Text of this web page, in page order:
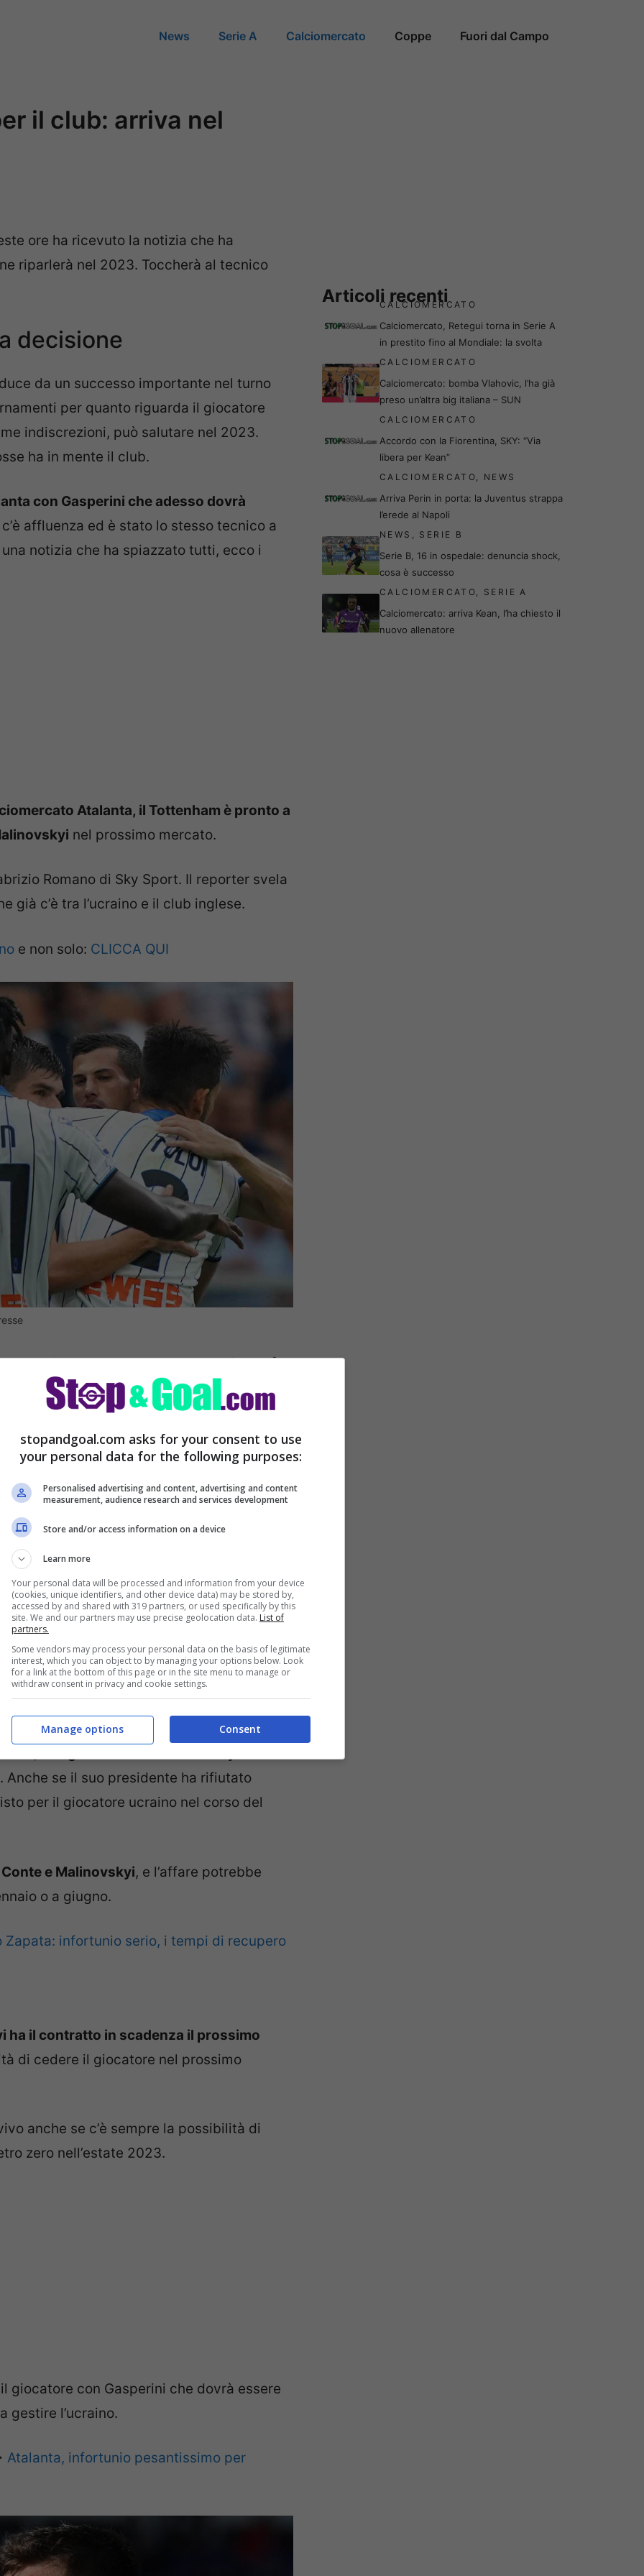
News Serie A Calciomercato Coppe Fuori dal Campo
il club: arriva nel
ore ha ricevuto la notizia che ha
riparlerà nel 2023. Toccherà al tecnico
decisione
da un successo importante nel turno
per quanto riguarda il giocatore
indiscrezioni, può salutare nel 2023.
ha in mente il club.
con Gasperini che adesso dovrà
affluenza ed è stato lo stesso tecnico a
notizia che ha spiazzato tutti, ecco i
Atalanta, il Tottenham è pronto a
nel prossimo mercato.
Romano di Sky Sport. Il reporter svela
già c’è tra l’ucraino e il club inglese.
e non solo: CLICCA QUI
al Tottenham: si può
dell’Atalanta ha avuto, sul mercato,
fino al Tottenham, il giocatore ha
bloccare tutto è stato il club neroazzurro
di non privarsi del giocatore 29enne.
. Anche se il suo presidente ha rifiutato
per il giocatore ucraino nel corso del
e Malinovskyi, e l’affare potrebbe
o a giugno.
Zapata: infortunio serio, i tempi di recupero
ha il contratto in scadenza il prossimo
di cedere il giocatore nel prossimo
anche se c’è sempre la possibilità di
zero nell’estate 2023.
giocatore con Gasperini che dovrà essere
gestire l’ucraino.
Atalanta, infortunio pesantissimo per
Articoli recenti
CALCIOMERCATO
Calciomercato, Retegui torna in Serie A
in prestito fino al Mondiale: la svolta
CALCIOMERCATO
Calciomercato: bomba Vlahovic, l’ha già
preso un’altra big italiana – SUN
CALCIOMERCATO
Accordo con la Fiorentina, SKY: “Via
libera per Kean”
CALCIOMERCATO, NEWS
Arriva Perin in porta: la Juventus strappa
l’erede al Napoli
NEWS , SERIE B
Serie B, 16 in ospedale: denuncia shock,
cosa è successo
CALCIOMERCATO, SERIE A
Calciomercato: arriva Kean, l’ha chiesto il
nuovo allenatore
stopandgoal.com asks for your consent to use
your personal data for the following purposes:
Personalised advertising and content, advertising and content
measurement, audience research and services development
Store and/or access information on a device
Learn more
Your personal data will be processed and information from your device
(cookies, unique identifiers, and other device data) may be stored by,
accessed by and shared with 319 partners, or used specifically by this
site. We and our partners may use precise geolocation data. List of
partners.
Some vendors may process your personal data on the basis of legitimate
interest, which you can object to by managing your options below. Look
for a link at the bottom of this page or in the site menu to manage or
withdraw consent in privacy and cookie settings.
Consent
Manage options